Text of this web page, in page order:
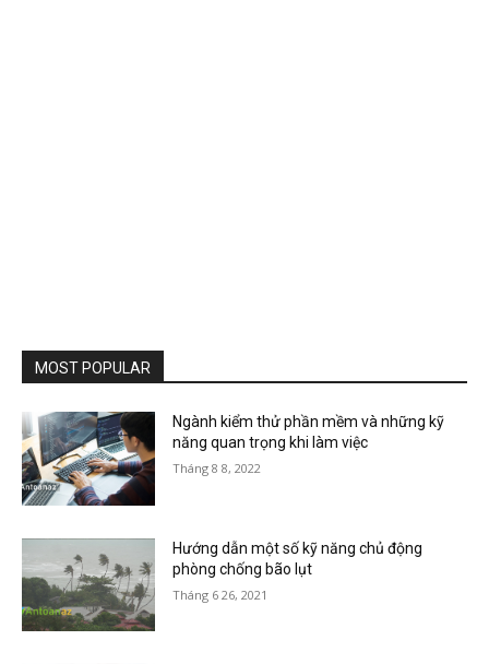
MOST POPULAR
Ngành kiểm thử phần mềm và những kỹ
năng quan trọng khi làm việc
Tháng 8 8, 2022
Hướng dẫn một số kỹ năng chủ động
phòng chống bão lụt
Tháng 6 26, 2021